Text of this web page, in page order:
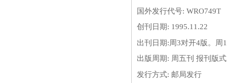
国外发行代号: WRO749T
创刊日期: 1995.11.22
出刊日期:周3对开4版。周
出版周期: 周五刊 报刊版
发行方式: 邮局发行